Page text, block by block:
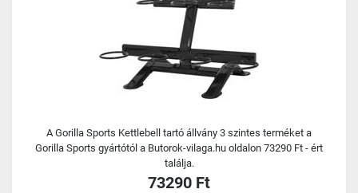
A Gorilla Sports Kettlebell tartó állvány 3 szintes terméket a
Gorilla Sports gyártótól a Butorok-vilaga.hu oldalon 73290 Ft - ért
találja.
73290 Ft